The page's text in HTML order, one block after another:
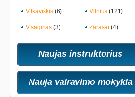
Vilkaviškis (6) Vilnius (121)
Visaginas (3) Zarasai (4)
Naujas instruktorius
Nauja vairavimo mokykla